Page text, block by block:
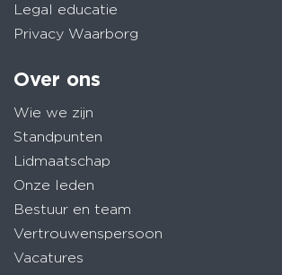
Legal educatie
Privacy Waarborg
Over ons
Wie we zijn
Standpunten
Lidmaatschap
Onze leden
Bestuur en team
Vertrouwenspersoon
Vacatures